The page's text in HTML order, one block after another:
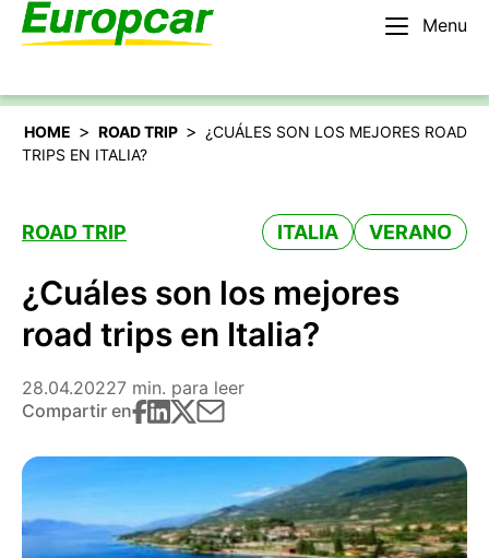
Menu
Español
HOME > ROAD TRIP > ¿CUÁLES SON LOS MEJORES ROAD
TRIPS EN ITALIA?
ROAD TRIP ITALIA VERANO
¿Cuáles son los mejores
road trips en Italia?
28.04.20227 min. para leer
Compartir en